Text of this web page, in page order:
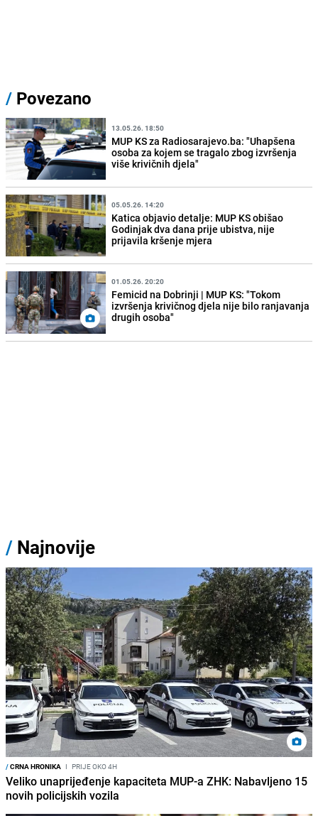
/ Povezano
13.05.26. 18:50
MUP KS za Radiosarajevo.ba: "Uhapšena
osoba za kojem se tragalo zbog izvršenja
više krivičnih djela"
05.05.26. 14:20
Katica objavio detalje: MUP KS obišao
Godinjak dva dana prije ubistva, nije
prijavila kršenje mjera
01.05.26. 20:20
Femicid na Dobrinji | MUP KS: "Tokom
izvršenja krivičnog djela nije bilo ranjavanja
drugih osoba"
/ Najnovije
/CRNA HRONIKA I PRIJE OKO 4H
Veliko unaprijeđenje kapaciteta MUP-a ZHK: Nabavljeno 15
novih policijskih vozila